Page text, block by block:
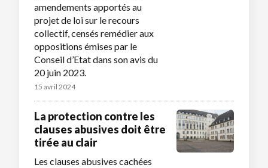
amendements apportés au
projet de loi sur le recours
collectif, censés remédier aux
oppositions émises par le
Conseil d’Etat dans son avis du
20 juin 2023.
15 avril 2024
La protection contre les
clauses abusives doit être
tirée au clair
Les clauses abusives cachées